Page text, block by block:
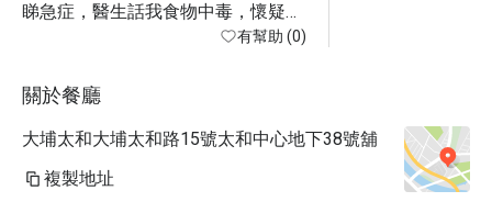
睇急症，醫生話我食物中毒，懷疑係
有幫助 (0)
關於餐廳
大埔太和大埔太和路15號太和中心地下38號舖
複製地址